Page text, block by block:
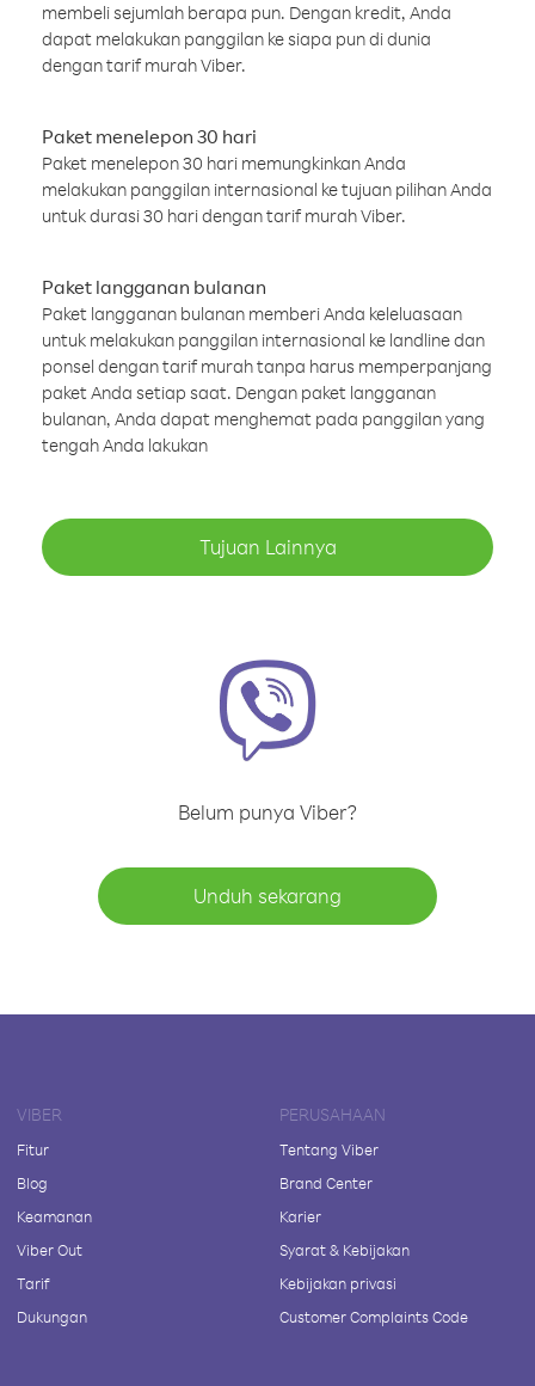
membeli sejumlah berapa pun. Dengan kredit, Anda
dapat melakukan panggilan ke siapa pun di dunia
dengan tarif murah Viber.
Paket menelepon 30 hari
Paket menelepon 30 hari memungkinkan Anda
melakukan panggilan internasional ke tujuan pilihan Anda
untuk durasi 30 hari dengan tarif murah Viber.
Paket langganan bulanan
Paket langganan bulanan memberi Anda keleluasaan
untuk melakukan panggilan internasional ke landline dan
ponsel dengan tarif murah tanpa harus memperpanjang
paket Anda setiap saat. Dengan paket langganan
bulanan, Anda dapat menghemat pada panggilan yang
tengah Anda lakukan
Tujuan Lainnya
Belum punya Viber?
Unduh sekarang
VIBER
Fitur
Blog
Keamanan
Viber Out
Tarif
Dukungan
PERUSAHAAN
Tentang Viber
Brand Center
Karier
Syarat & Kebijakan
Kebijakan privasi
Customer Complaints Code